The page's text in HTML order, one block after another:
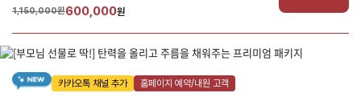
1,150,000원600,000원
카카오톡 채널 추가 홈페이지 예약/내원 고객